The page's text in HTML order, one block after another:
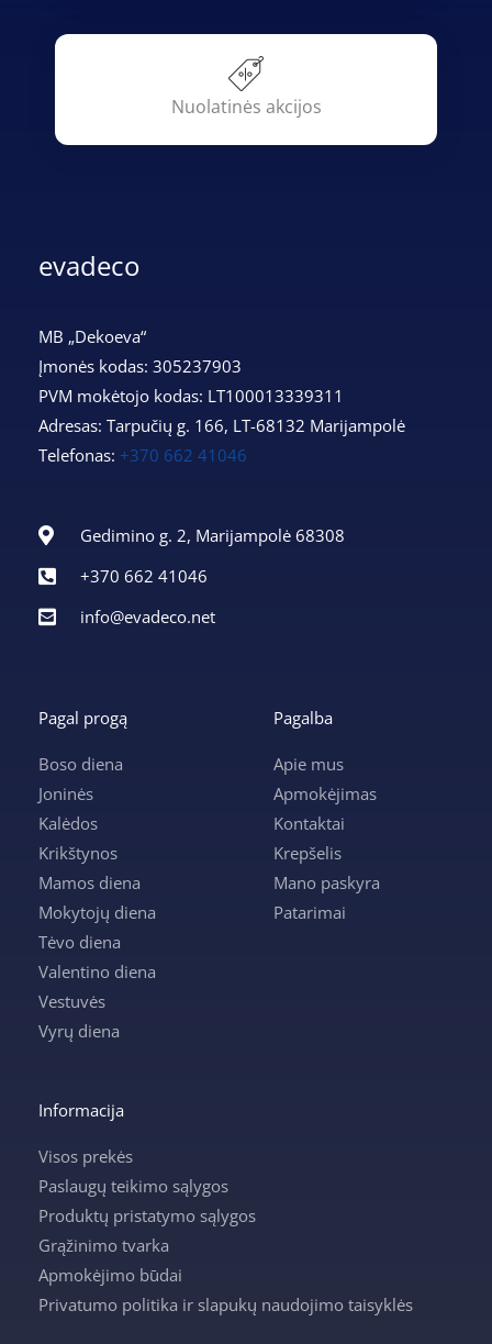
Nuolatinės akcijos
evadeco
MB „Dekoeva“
Įmonės kodas: 305237903
PVM mokėtojo kodas: LT100013339311
Adresas: Tarpučių g. 166, LT-68132 Marijampolė
Telefonas: +370 662 41046
Gedimino g. 2, Marijampolė 68308
+370 662 41046
info@evadeco.net
Pagal progą
Boso diena
Joninės
Kalėdos
Krikštynos
Mamos diena
Mokytojų diena
Tėvo diena
Valentino diena
Vestuvės
Vyrų diena
Pagalba
Apie mus
Apmokėjimas
Kontaktai
Krepšelis
Mano paskyra
Patarimai
Informacija
Visos prekės
Paslaugų teikimo sąlygos
Produktų pristatymo sąlygos
Grąžinimo tvarka
Apmokėjimo būdai
Privatumo politika ir slapukų naudojimo taisyklės